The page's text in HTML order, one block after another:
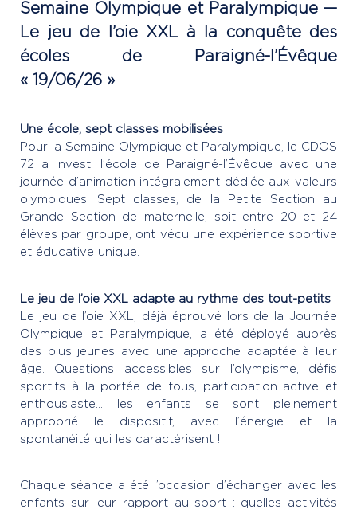
Semaine Olympique et Paralympique —
Le jeu de l’oie XXL à la conquête des
écoles de Paraigné-l’Évêque
« 19/06/26 »
Une école, sept classes mobilisées
Pour la Semaine Olympique et Paralympique, le CDOS
72 a investi l’école de Paraigné-l’Évêque avec une
journée d’animation intégralement dédiée aux valeurs
olympiques. Sept classes, de la Petite Section au
Grande Section de maternelle, soit entre 20 et 24
élèves par groupe, ont vécu une expérience sportive
et éducative unique.
Le jeu de l’oie XXL adapte au rythme des tout-petits
Le jeu de l’oie XXL, déjà éprouvé lors de la Journée
Olympique et Paralympique, a été déployé auprès
des plus jeunes avec une approche adaptée à leur
âge. Questions accessibles sur l’olympisme, défis
sportifs à la portée de tous, participation active et
enthousiaste… les enfants se sont pleinement
approprié le dispositif, avec l’énergie et la
spontanéité qui les caractérisent !
Chaque séance a été l’occasion d’échanger avec les
enfants sur leur rapport au sport : quelles activités